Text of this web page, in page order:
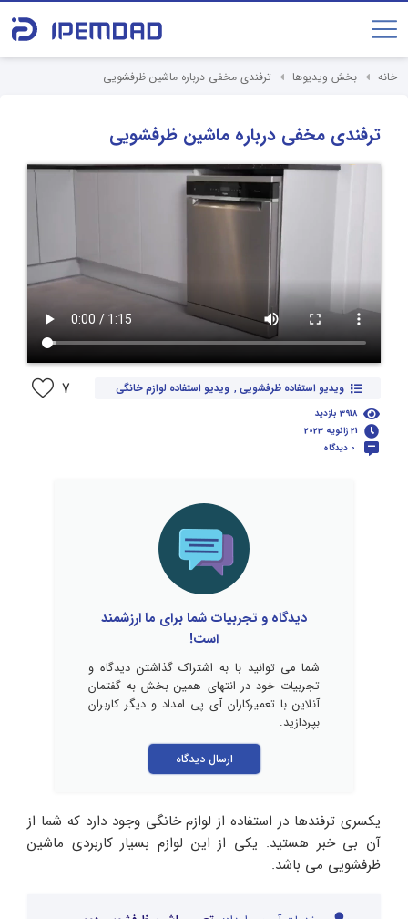
خانه بخش ویدیوها ترفندی مخفی درباره ماشین ظرفشویی
ترفندی مخفی درباره ماشین ظرفشویی
3918 بازدید
21 ژانویه 2023
0 دیدگاه
ویدیو استفاده ظرفشویی , ویدیو استفاده لوازم خانگی 7
دیدگاه و تجربیات شما برای ما ارزشمند
است!
شما می توانید با به اشتراک گذاشتن دیدگاه و
تجربیات خود در انتهای همین بخش به گفتمان
آنلاین با تعمیرکاران آی پی امداد و دیگر کاربران
بپردازید.
ارسال دیدگاه
یکسری ترفندها در استفاده از لوازم خانگی وجود دارد که شما از
آن بی خبر هستید. یکی از این لوازم بسیار کاربردی ماشین
ظرفشویی می باشد.